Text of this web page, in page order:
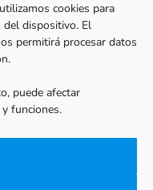
cookies para
del dispositivo. El
permitirá procesar datos
puede afectar
funciones.
vinilook.net